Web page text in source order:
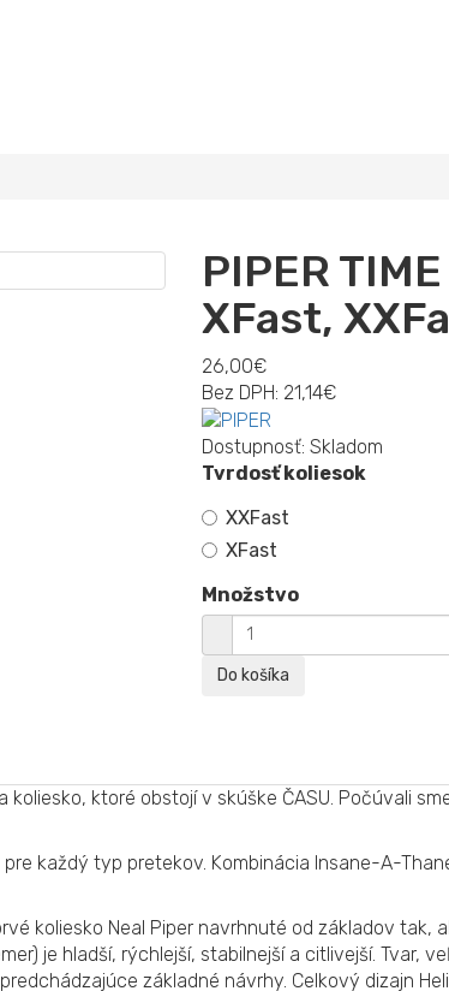
PIPER
XFast,
26,00€
Bez DPH: 21,14€
Dostupnosť: Skladom
Tvrdosť koliesok
XXFast
XFast
Množstvo
koliesko, ktoré obstojí v skúške ČASU. Počúvali
každý typ pretekov. Kombinácia Insane-A-
koliesko Neal Piper navrhnuté od základov tak,
je hladší, rýchlejší, stabilnejší a citlivejší. Tvar,
základné návrhy. Celkový dizajn